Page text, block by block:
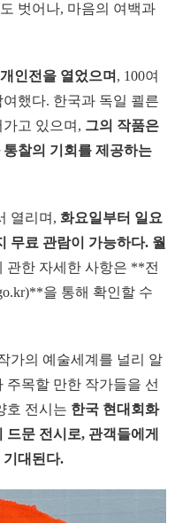
벗어나, 마음의 여백과
인전을 열었으며 , 100여
했다. 한국과 독일 쾰른
고 있으며, 그의 작품은
찰의 기회를 제공하는
열리며, 화요일부터 일요
무료 관람이 가능하다. 월
관한 자세한 사항은 **전
을 통해 확인할 수
가의 예술세계를 널리 알
주목할 만한 작가들을 선
호 전시는 한국 현대회화
문 전시로, 관객들에게
기대된다.